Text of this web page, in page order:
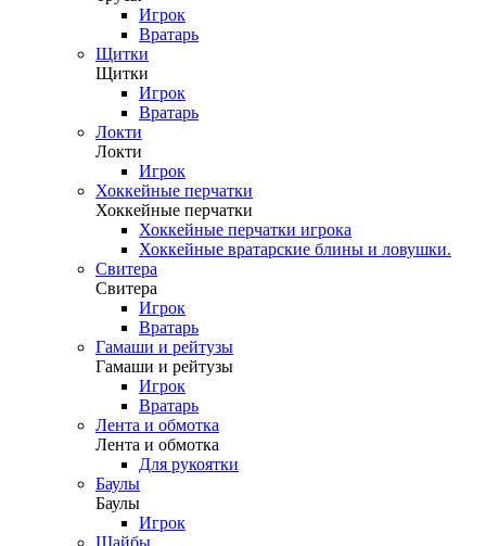
Игрок
Вратарь
Щитки
Щитки
Игрок
Вратарь
Локти
Локти
Игрок
Хоккейные перчатки
Хоккейные перчатки
Хоккейные перчатки игрока
Хоккейные вратарские блины и ловушки.
Свитера
Свитера
Игрок
Вратарь
Гамаши и рейтузы
Гамаши и рейтузы
Игрок
Вратарь
Лента и обмотка
Лента и обмотка
Для рукоятки
Баулы
Баулы
Игрок
Шайбы